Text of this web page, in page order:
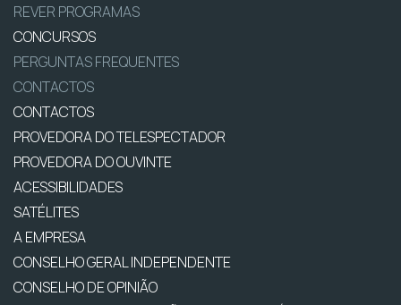
REVER PROGRAMAS
CONCURSOS
PERGUNTAS FREQUENTES
CONTACTOS
CONTACTOS
PROVEDORA DO TELESPECTADOR
PROVEDORA DO OUVINTE
ACESSIBILIDADES
SATÉLITES
A EMPRESA
CONSELHO GERAL INDEPENDENTE
CONSELHO DE OPINIÃO